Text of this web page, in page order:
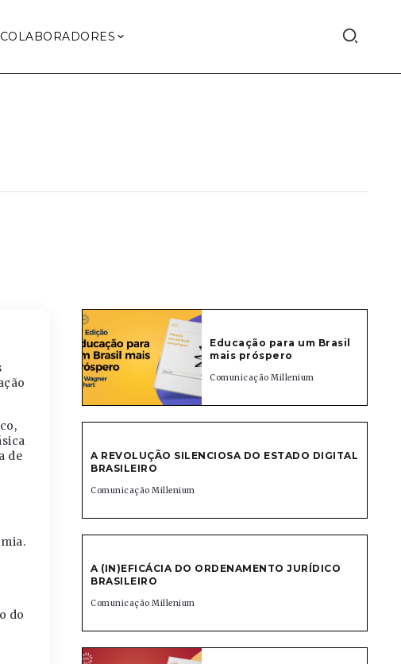
COLABORADORES
de
do
Educação para um Brasil
mais próspero
Comunicação Millenium
A REVOLUÇÃO SILENCIOSA DO ESTADO DIGITAL
BRASILEIRO
Comunicação Millenium
A (IN)EFICÁCIA DO ORDENAMENTO JURÍDICO
BRASILEIRO
Comunicação Millenium